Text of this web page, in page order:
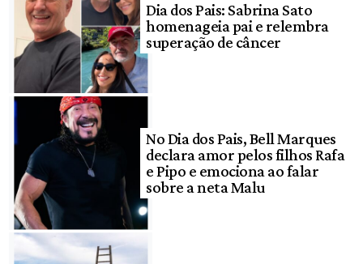
Dia dos Pais: Sabrina Sato
homenageia pai e relembra
superação de câncer
No Dia dos Pais, Bell Marques
declara amor pelos filhos Rafa
e Pipo e emociona ao falar
sobre a neta Malu